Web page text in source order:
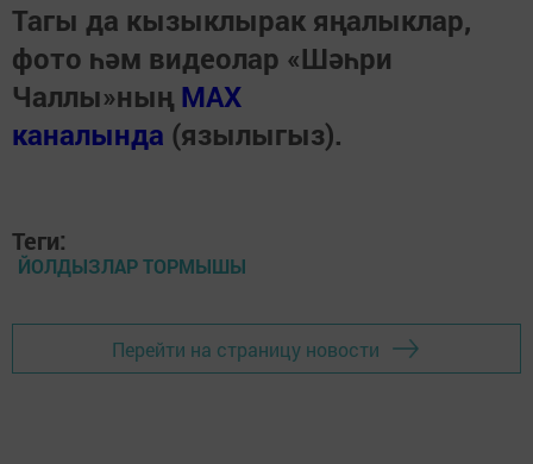
Тагы да кызыклырак яңалыклар,
фото һәм видеолар «Шәһри
Чаллы»ның MAX
каналында (язылыгыз).
Теги:
ЙОЛДЫЗЛАР ТОРМЫШЫ
Перейти на страницу новости